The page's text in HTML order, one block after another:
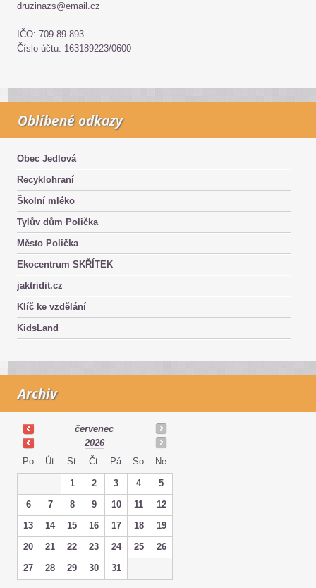
druzinazs@email.cz
IČO: 709 89 893
Číslo účtu: 163189223/0600
Oblíbené odkazy
Obec Jedlová
Recyklohraní
Školní mléko
Tylův dům Polička
Město Polička
Ekocentrum SKŘÍTEK
jaktridit.cz
Klíč ke vzdělání
KidsLand
Archiv
červenec
2026
Po
Út St Čt Pá So Ne
1 2 3 4
5
6
7 8 9 10 11
12
13
14 15 16 17 18
19
20
21 22 23 24 25
26
27
28 29 30 31